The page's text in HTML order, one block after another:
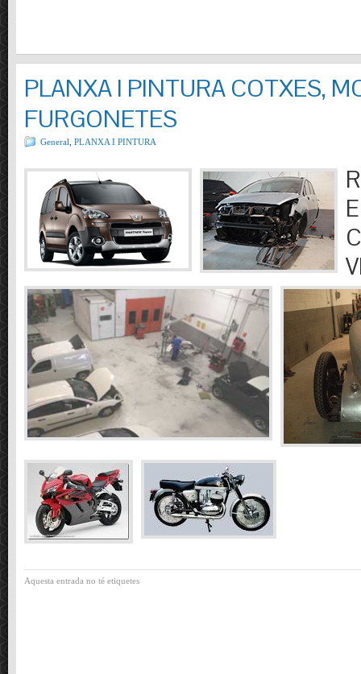
PLANXA I PINTURA COTXES,
FURGONETES
General PLANXA I PINTURA
Aquesta entrada no té etiquetes